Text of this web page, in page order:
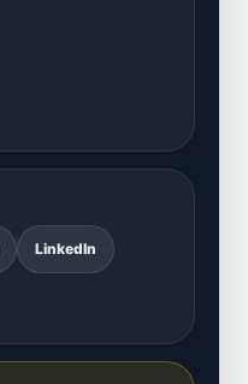
LinkedIn